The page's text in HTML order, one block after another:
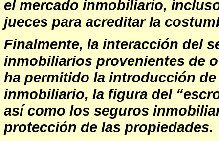
el mercado inmobiliario,
jueces para acreditar la
Finalmente, la interacción del
inmobiliarios provenientes de
ha permitido la introducción
inmobiliario, la figura del
así como los seguros
protección de las propiedades.